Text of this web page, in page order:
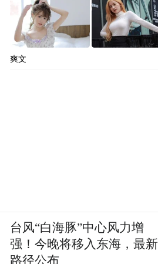
爽文
台风“白海豚”中心风力增
强！今晚将移入东海，最新
路径公布